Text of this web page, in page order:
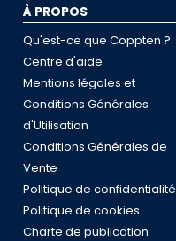
À PROPOS
Qu'est-ce que Coppten ?
Centre d'aide
Mentions légales et
Conditions Générales
d'Utilisation
Conditions Générales de
Vente
Politique de confidentialité
Politique de cookies
Charte de publication